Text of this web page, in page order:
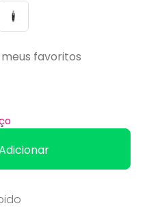
favoritos